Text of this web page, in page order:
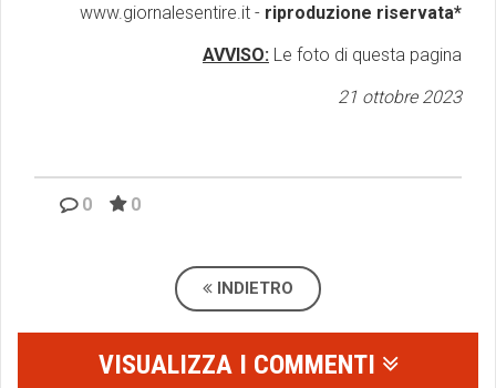
www.giornalesentire.it - riproduzione riservata*
AVVISO: Le foto di questa pagina
21 ottobre 2023
0 0
INDIETRO
VISUALIZZA I COMMENTI